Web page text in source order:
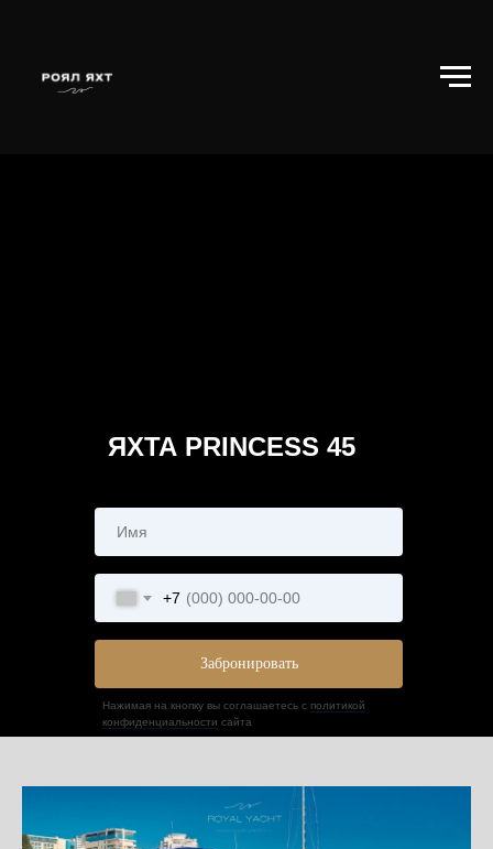
ЯХТА PRINCESS 45
Нажимая на кнопку вы соглашаетесь с политикой
конфиденциальности сайта
+7
Забронировать